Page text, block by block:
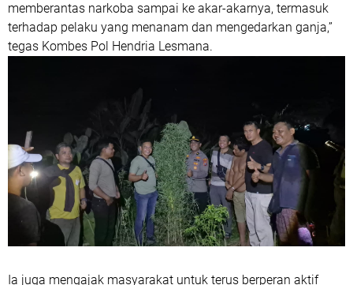
memberantas narkoba sampai ke akar-akarnya, termasuk
terhadap pelaku yang menanam dan mengedarkan ganja,”
tegas Kombes Pol Hendria Lesmana.
Ia juga mengajak masyarakat untuk terus berperan aktif